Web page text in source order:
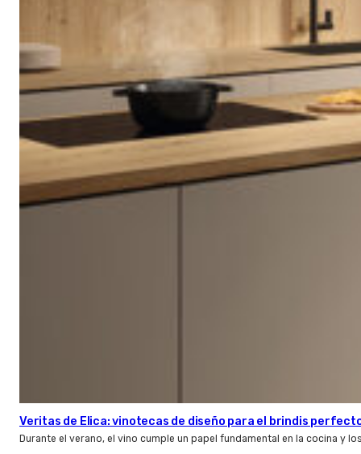
Veritas de Elica: vinotecas de diseño para el brindis
Durante el verano, el vino cumple un papel fundamental en la cocina y